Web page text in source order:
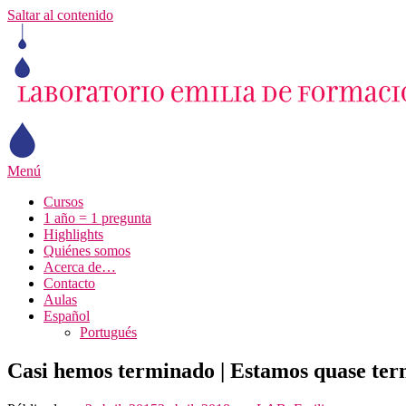
Saltar al contenido
Menú
Cursos
1 año = 1 pregunta
Highlights
Quiénes somos
Acerca de…
Contacto
Aulas
Español
Portugués
Casi hemos terminado | Estamos quase